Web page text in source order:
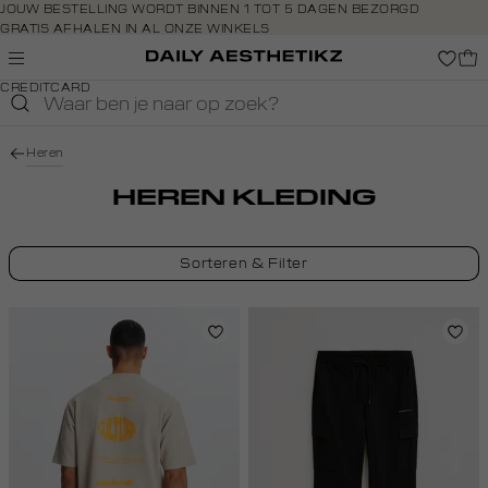
Navigeer
direct naar
de
Open de
direct
JOUW BESTELLING WORDT BINNEN 1 TOT 5 DAGEN BEZORGD
GRATIS AFHALEN IN AL ONZE WINKELS
GRATIS RETOURNEREN BINNEN 14 DAGEN IN DE WINKEL
BETAAL ZOALS JIJ WILT: O.A. BANCONTACT, RIVERTY, APPLE PAY &
CREDITCARD
Heren
HEREN KLEDING
Sorteren & Filter